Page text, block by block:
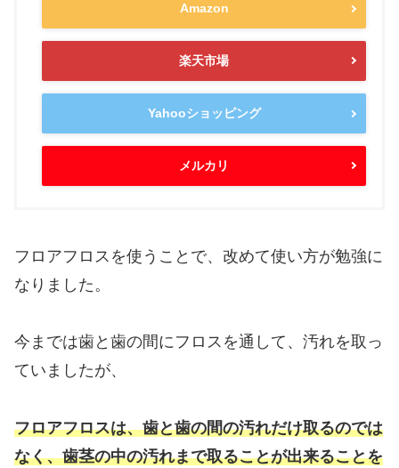
Amazon
楽天市場
Yahooショッピング
メルカリ
フロアフロスを使うことで、改めて使い方が勉強に
なりました。
今までは歯と歯の間にフロスを通して、汚れを取っ
ていましたが、
フロアフロスは、歯と歯の間の汚れだけ取るのでは
なく、歯茎の中の汚れまで取ることが出来ることを